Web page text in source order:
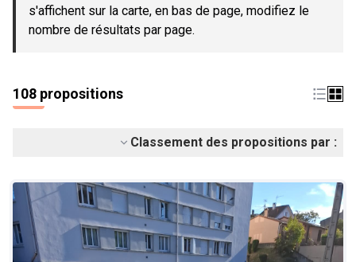
s'affichent sur la carte, en bas de page, modifiez le
nombre de résultats par page.
108 propositions
Classement des propositions par :